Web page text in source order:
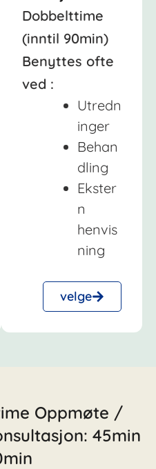
Dobbelttime
(inntil 90min)
Benyttes ofte
ved :
Utredn
inger
Behan
dling
Ekster
n
henvis
ning
velge
Oppmøte /
45min